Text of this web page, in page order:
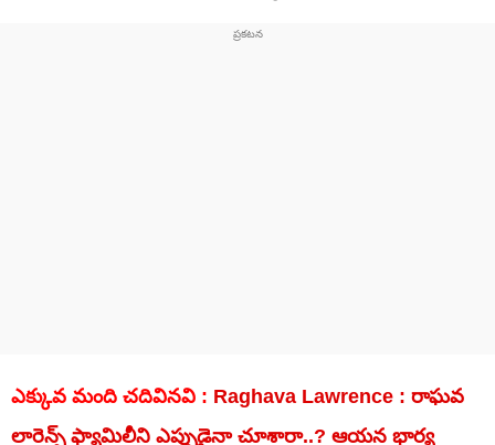
ఎక్కువ మంది చదివినవి : Raghava Lawrence : రాఘవ
లారెన్స్ ఫ్యామిలీని ఎప్పుడైనా చూశారా..? ఆయన భార్య